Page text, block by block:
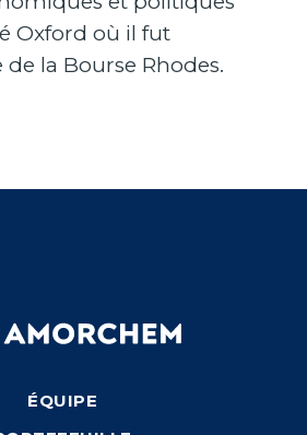
Oxford où il fut
la Bourse Rhodes.
ÉQUIPE